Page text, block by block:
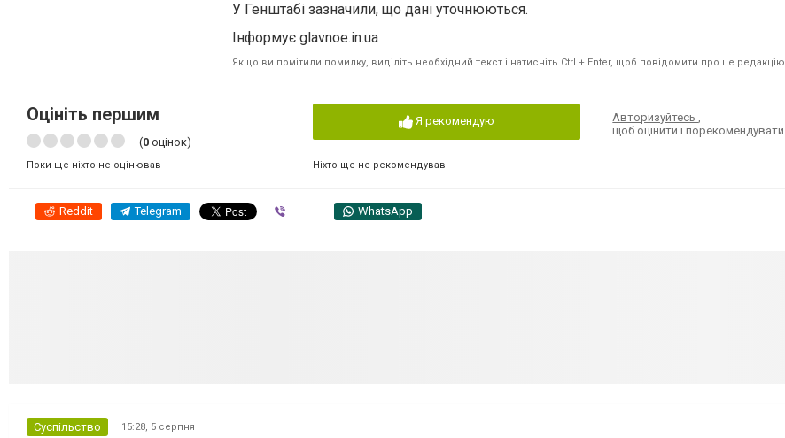
У Генштабі зазначили, що дані уточнюються.
Інформує glavnoe.in.ua
Якщо ви помітили помилку, виділіть необхідний текст і натисніть Ctrl + Enter, щоб повідомити про це редакцію
Оцініть першим
(0 оцінок)
Поки ще ніхто не оцінював
Я рекомендую
Ніхто ще не рекомендував
Авторизуйтесь,
щоб оцінити і порекомендувати
Reddit Telegram WhatsApp
Суспільство 15:28, 5 серпня